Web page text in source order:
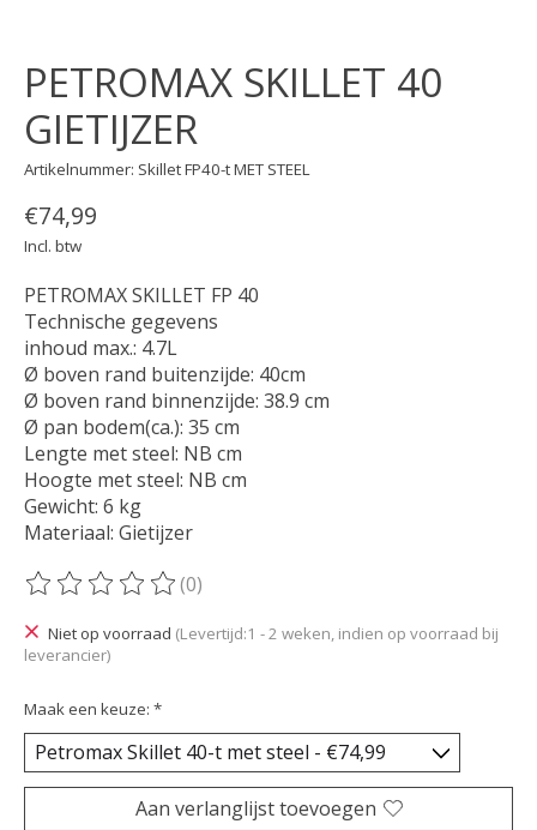
PETROMAX SKILLET 40
GIETIJZER
Artikelnummer: Skillet FP40-t MET STEEL
€74,99
Incl. btw
PETROMAX SKILLET FP 40
Technische gegevens
inhoud max.: 4.7L
Ø boven rand buitenzijde: 40cm
Ø boven rand binnenzijde: 38.9 cm
Ø pan bodem(ca.): 35 cm
Lengte met steel: NB cm
Hoogte met steel: NB cm
Gewicht: 6 kg
Materiaal: Gietijzer
De beoordeling van dit product is
(0)
Niet op voorraad (Levertijd:1 - 2 weken, indien op voorraad bij
leverancier)
Maak een keuze: *
Aan verlanglijst toevoegen